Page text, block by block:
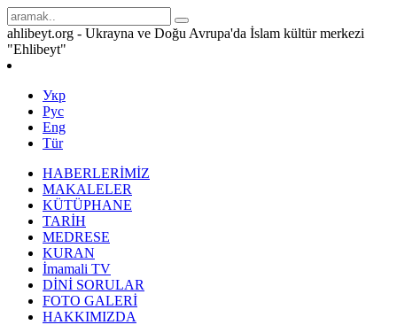
ahlibeyt.org - Ukrayna ve Doğu Avrupa'da İslam kültür merkezi
"Ehlibeyt"
Укр
Рус
Eng
Tür
HABERLERİMİZ
MAKALELER
KÜTÜPHANE
TARİH
MEDRESE
KURAN
İmamali TV
DİNİ SORULAR
FOTO GALERİ
HAKKIMIZDA